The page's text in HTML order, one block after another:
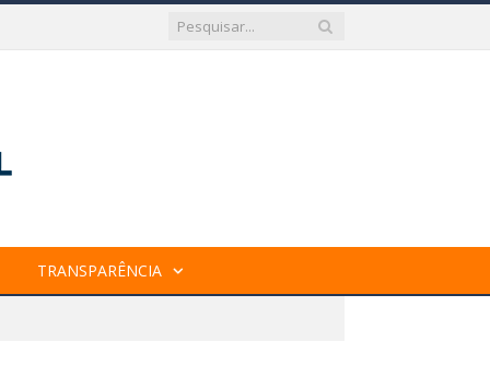
TRANSPARÊNCIA